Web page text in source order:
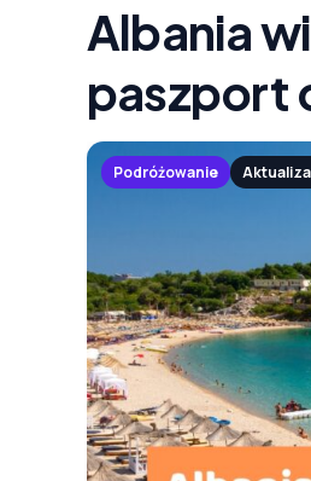
Albania
paszport
Podróżowanie